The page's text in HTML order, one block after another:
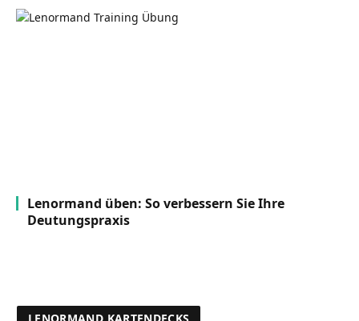
Lenormand üben: So verbessern Sie Ihre
Deutungspraxis